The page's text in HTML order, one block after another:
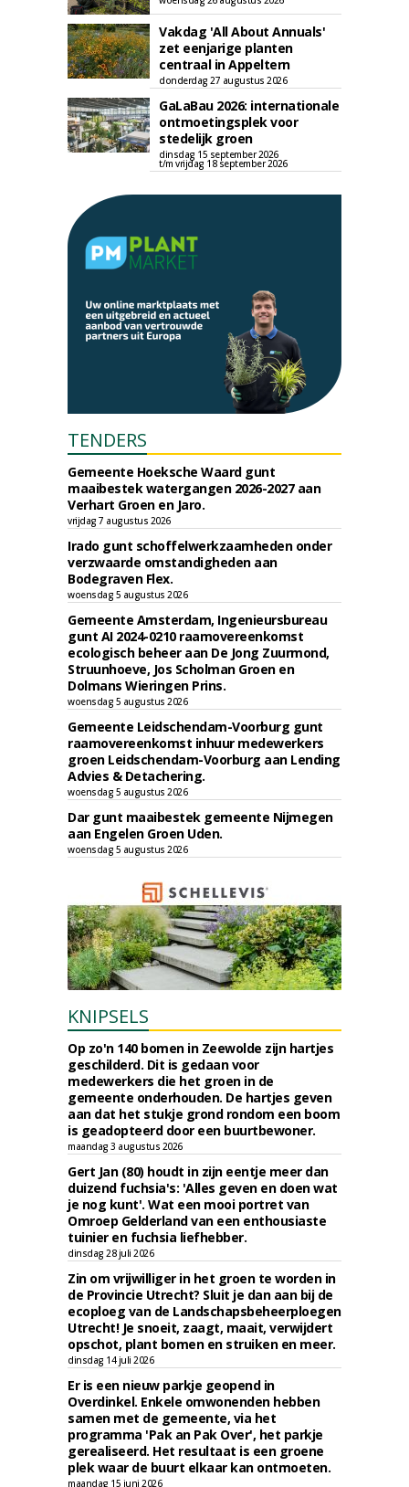
Vakdag 'All About Annuals'
zet eenjarige planten
centraal in Appeltern
donderdag 27 augustus 2026
GaLaBau 2026: internationale
ontmoetingsplek voor
stedelijk groen
dinsdag 15 september 2026
t/m vrijdag 18 september 2026
TENDERS
Gemeente Hoeksche Waard gunt
maaibestek watergangen 2026-2027 aan
Verhart Groen en Jaro.
vrijdag 7 augustus 2026
Irado gunt schoffelwerkzaamheden onder
verzwaarde omstandigheden aan
Bodegraven Flex.
woensdag 5 augustus 2026
Gemeente Amsterdam, Ingenieursbureau
gunt AI 2024-0210 raamovereenkomst
ecologisch beheer aan De Jong Zuurmond,
Struunhoeve, Jos Scholman Groen en
Dolmans Wieringen Prins.
woensdag 5 augustus 2026
Gemeente Leidschendam-Voorburg gunt
raamovereenkomst inhuur medewerkers
groen Leidschendam-Voorburg aan Lending
Advies & Detachering.
woensdag 5 augustus 2026
Dar gunt maaibestek gemeente Nijmegen
aan Engelen Groen Uden.
woensdag 5 augustus 2026
KNIPSELS
Op zo'n 140 bomen in Zeewolde zijn hartjes
geschilderd. Dit is gedaan voor
medewerkers die het groen in de
gemeente onderhouden. De hartjes geven
aan dat het stukje grond rondom een boom
is geadopteerd door een buurtbewoner.
maandag 3 augustus 2026
Gert Jan (80) houdt in zijn eentje meer dan
duizend fuchsia's: 'Alles geven en doen wat
je nog kunt'. Wat een mooi portret van
Omroep Gelderland van een enthousiaste
tuinier en fuchsia liefhebber.
dinsdag 28 juli 2026
Zin om vrijwilliger in het groen te worden in
de Provincie Utrecht? Sluit je dan aan bij de
ecoploeg van de Landschapsbeheerploegen
Utrecht! Je snoeit, zaagt, maait, verwijdert
opschot, plant bomen en struiken en meer.
dinsdag 14 juli 2026
Er is een nieuw parkje geopend in
Overdinkel. Enkele omwonenden hebben
samen met de gemeente, via het
programma 'Pak an Pak Over', het parkje
gerealiseerd. Het resultaat is een groene
plek waar de buurt elkaar kan ontmoeten.
maandag 15 juni 2026